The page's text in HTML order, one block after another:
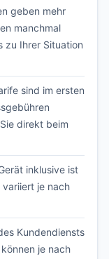
geben mehr
manchmal
zu Ihrer Situation
sind im ersten
direkt beim
inklusive ist
je nach
Kundendiensts
je nach